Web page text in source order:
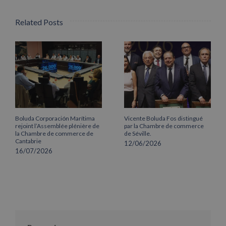
Related Posts
Boluda Corporación Marítima
rejoint l’Assemblée plénière de
la Chambre de commerce de
Cantabrie
16/07/2026
Vicente Boluda Fos distingué
par la Chambre de commerce
de Séville.
12/06/2026